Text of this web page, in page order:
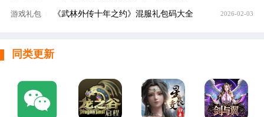
游戏礼包 《武林外传十年之约》混服礼包码大全 2026-02-03
同类更新